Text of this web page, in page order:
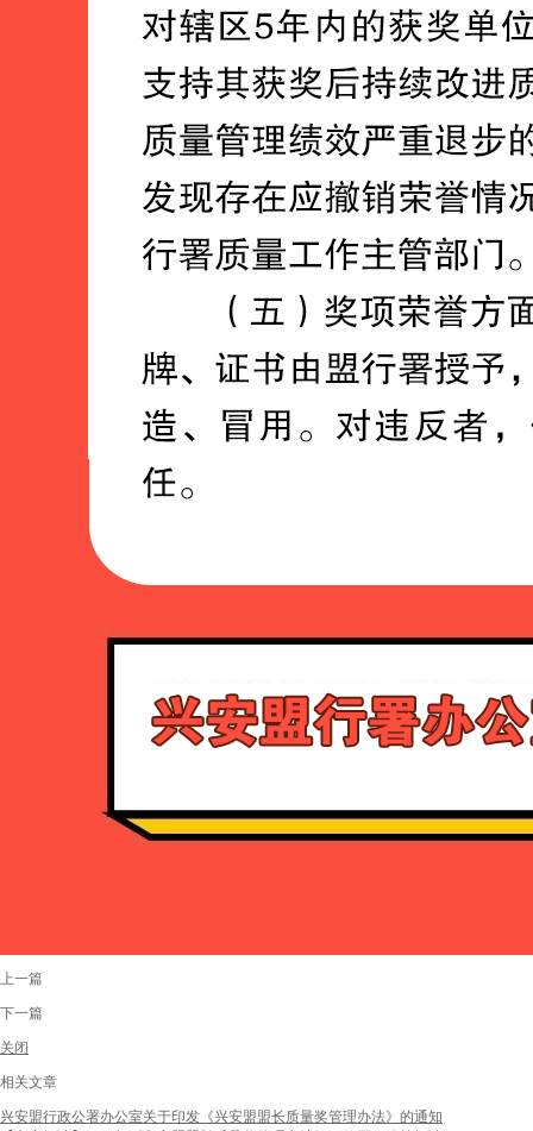
上一篇
下一篇
关闭
相关文章
兴安盟行政公署办公室关于印发《兴安盟盟长质量奖管理办法》的通知